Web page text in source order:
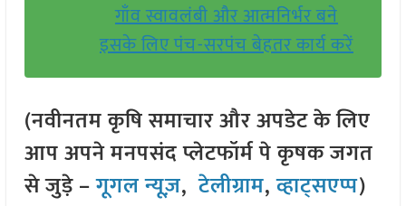
गाँव स्वावलंबी और आत्मनिर्भर बने
इसके लिए पंच-सरपंच बेहतर कार्य करें
(नवीनतम कृषि समाचार और अपडेट के लिए
आप अपने मनपसंद प्लेटफॉर्म पे कृषक जगत
से जुड़े –गूगल न्यूज़,टेलीग्राम,व्हाट्सएप्प)